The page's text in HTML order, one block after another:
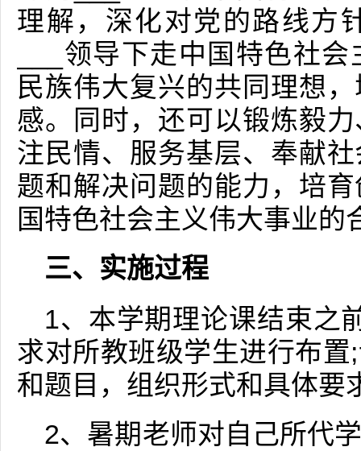
理解，深化对党的路线方
___领导下走中国特色社
民族伟大复兴的共同理想
感。同时，还可以锻炼毅
注民情、服务基层、奉献
题和解决问题的能力，培
国特色社会主义伟大事业
三、实施过程
1、本学期理论课结束之
求对所教班级学生进行布
和题目，组织形式和具体要
2、暑期老师对自己所代